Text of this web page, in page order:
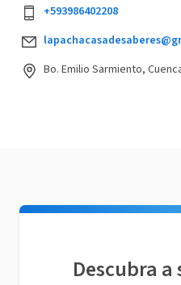
+593986402208
Bo. Emilio Sarmiento,
Descubra a